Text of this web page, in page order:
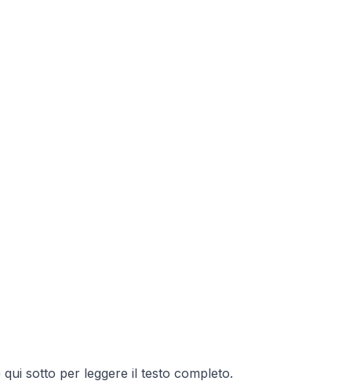
sotto per leggere il testo completo.